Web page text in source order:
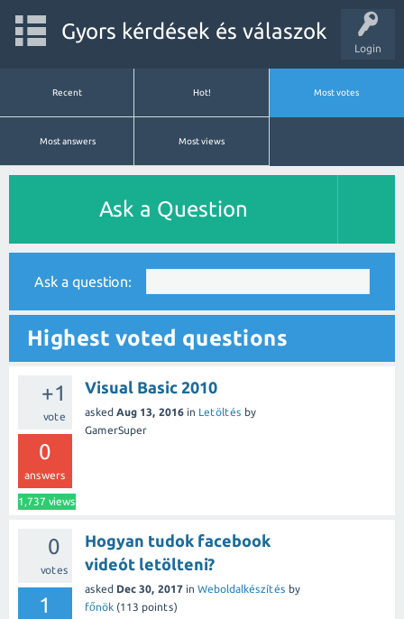
Login
Gyors kérdések és válaszok
Recent Hot! Most votes
Most answers Most views
Ask a Question
Ask a question:
Highest voted questions
+1
vote
0
answers
1,737 views
Visual Basic 2010
asked Aug 13, 2016 in Letöltés by
GamerSuper
0
votes
1
Hogyan tudok facebook
videót letölteni?
asked Dec 30, 2017 in Weboldalkészítés by
főnök (113 points)